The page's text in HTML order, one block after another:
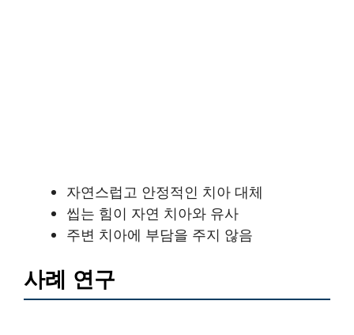
자연스럽고 안정적인 치아 대체
씹는 힘이 자연 치아와 유사
주변 치아에 부담을 주지 않음
사례 연구